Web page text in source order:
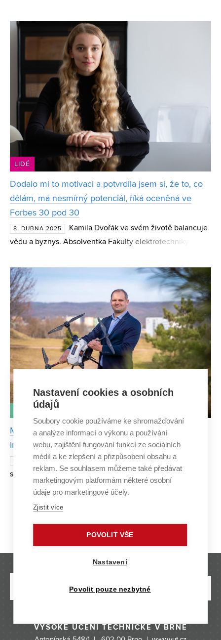
lidského poznání. Každoročně se slaví 12. dubna na počest
prvního
LIDÉ
Dodalo mi to motivaci a potvrdila jsem si, že to, co
dělám, má nesmírný potenciál, říká oceněná ve
Forbes 30 pod 30
8. DUBNA 2025
Kamila Dvořák ve svém životě balancuje
vědu a byznys. Absolventka Fakulty elektrotechniky a
státnicích vydala na studijní pobyt do Finska, odkud se
poz
Multiagentní systém dronů a robotů řízený umělou
inteligencí pomůže armádě
10. BŘEZNA 2025
K nebi se vznese roj dronů vybavený
snímací technikou, zatímco na pozemní průzkum vyrazí
roboti. Multiagentní systém řízený umělou inteligencí
Strana 3/29
29 »
VYSOKÉ UČENÍ TECHNICKÉ V BRNĚ
Nastavení cookies a osobních
údajů
Soubory cookie používáme ke shromažďování
a analýze informací o výkonu a používání
webu, zajištění fungování funkcí ze sociálních
médií a ke zlepšení a přizpůsobení obsahu a
reklam. Se souhlasem můžeme také předávat
marketingovým platformám některé osobní
údaje pro marketingové účely.
Zjistit více
POVOLIT VŠE
Nastavení
Povolit pouze nezbytné